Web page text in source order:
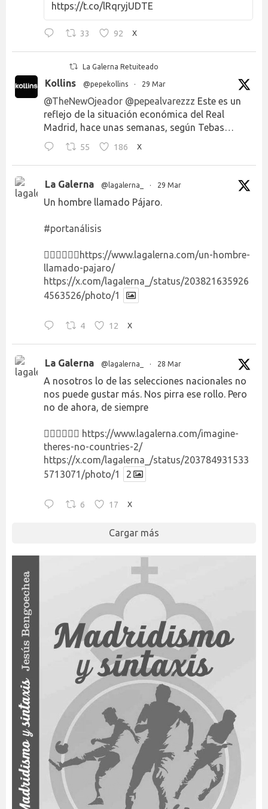
https://t.co/lRqryjUDTE
33 92 X
La Galerna Retuiteado
Kollins @pepekollins · 29 Mar
@TheNewOjeador @pepealvarezzz Este es un
reflejo de la situación económica del Real
Madrid, hace unas semanas, según Tebas…
55 186 X
La Galerna @lagalerna_ · 29 Mar
Un hombre llamado Pájaro.
#portanálisis
👉🏻👉🏻👉🏻 https://www.lagalerna.com/un-hombre-
llamado-pajaro/
https://x.com/lagalerna_/status/203821635926
4563526/photo/1
4 12 X
La Galerna @lagalerna_ · 28 Mar
A nosotros lo de las selecciones nacionales no
nos puede gustar más. Nos pirra ese rollo. Pero
no de ahora, de siempre
👉🏻👉🏻👉🏻 https://www.lagalerna.com/imagine-
theres-no-countries-2/
https://x.com/lagalerna_/status/203784931533
5713071/photo/1
2
6 17 X
Cargar más